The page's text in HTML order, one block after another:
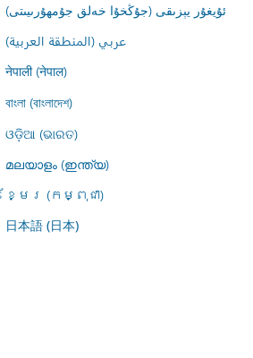
ئۇيغۇر يېزىقى (جۇڭخۇا خەلق جۇمھۇرىيىتى)
عربي (المنطقة العربية)
नेपाली (नेपाल)
বাংলা (বাংলাদেশ)
ଓଡ଼ିଆ (ଭାରତ)
മലയാളം (ഇന്ത്യ)
ខ្មែរ (កម្ពុជា)
日本語 (日本)